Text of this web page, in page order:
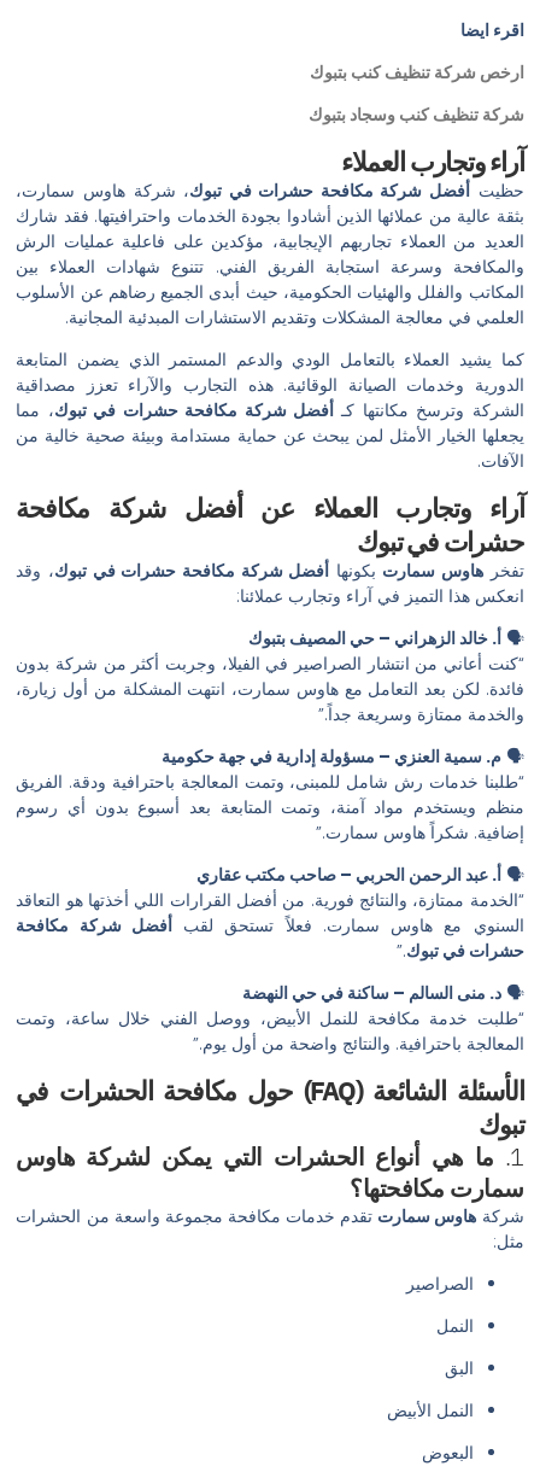
اقرء ايضا
ارخص شركة تنظيف كنب بتبوك
شركة تنظيف كنب وسجاد بتبوك
آراء وتجارب العملاء
حظيت أفضل شركة مكافحة حشرات في تبوك، شركة هاوس سمارت،
بثقة عالية من عملائها الذين أشادوا بجودة الخدمات واحترافيتها. فقد شارك
العديد من العملاء تجاربهم الإيجابية، مؤكدين على فاعلية عمليات الرش
والمكافحة وسرعة استجابة الفريق الفني. تتنوع شهادات العملاء بين
المكاتب والفلل والهئيات الحكومية، حيث أبدى الجميع رضاهم عن الأسلوب
العلمي في معالجة المشكلات وتقديم الاستشارات المبدئية المجانية.
كما يشيد العملاء بالتعامل الودي والدعم المستمر الذي يضمن المتابعة
الدورية وخدمات الصيانة الوقائية. هذه التجارب والآراء تعزز مصداقية
الشركة وترسخ مكانتها كـأفضل شركة مكافحة حشرات في تبوك، مما
يجعلها الخيار الأمثل لمن يبحث عن حماية مستدامة وبيئة صحية خالية من
الآفات.
آراء وتجارب العملاء عن أفضل شركة مكافحة
حشرات في تبوك
تفخرهاوس سمارت بكونها أفضل شركة مكافحة حشرات في تبوك، وقد
انعكس هذا التميز في آراء وتجارب عملائنا:
🗣️أ. خالد الزهراني – حي المصيف بتبوك
“كنت أعاني من انتشار الصراصير في الفيلا، وجربت أكثر من شركة بدون
فائدة. لكن بعد التعامل مع هاوس سمارت، انتهت المشكلة من أول زيارة،
والخدمة ممتازة وسريعة جداً.”
🗣️م. سمية العنزي – مسؤولة إدارية في جهة حكومية
“طلبنا خدمات رش شامل للمبنى، وتمت المعالجة باحترافية ودقة. الفريق
منظم ويستخدم مواد آمنة، وتمت المتابعة بعد أسبوع بدون أي رسوم
إضافية. شكراً هاوس سمارت.”
🗣️أ. عبد الرحمن الحربي – صاحب مكتب عقاري
“الخدمة ممتازة، والنتائج فورية. من أفضل القرارات اللي أخذتها هو التعاقد
السنوي مع هاوس سمارت. فعلاً تستحق لقبأفضل شركة مكافحة
حشرات في تبوك.”
🗣️د. منى السالم – ساكنة في حي النهضة
“طلبت خدمة مكافحة للنمل الأبيض، ووصل الفني خلال ساعة، وتمت
المعالجة باحترافية. والنتائج واضحة من أول يوم.”
الأسئلة الشائعة (FAQ) حول مكافحة الحشرات في
تبوك
1. ما هي أنواع الحشرات التي يمكن لشركة هاوس
سمارت مكافحتها؟
شركة هاوس سمارت تقدم خدمات مكافحة مجموعة واسعة من الحشرات
مثل:
الصراصير
النمل
البق
النمل الأبيض
البعوض